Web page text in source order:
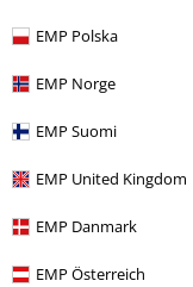
EMP Polska
EMP Norge
EMP Suomi
EMP United Kingdom
EMP Danmark
EMP Österreich
Hade du någon nytta